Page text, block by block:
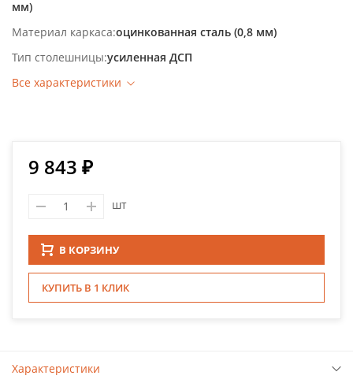
мм)
Материал каркаса оцинкованная сталь (0,8 мм)
Тип столешницы усиленная ДСП
Все характеристики
9 843 ₽
шт
В КОРЗИНУ
КУПИТЬ В 1 КЛИК
Характеристики